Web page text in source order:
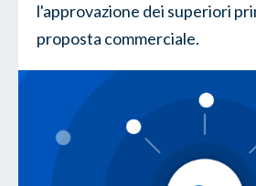
l'approvazione dei superiori
proposta commerciale.